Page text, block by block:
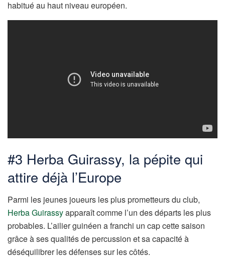
habitué au haut niveau européen.
#3 Herba Guirassy, la pépite qui
attire déjà l’Europe
Parmi les jeunes joueurs les plus prometteurs du club,
Herba Guirassyapparaît comme l’un des départs les plus
probables. L’ailier guinéen a franchi un cap cette saison
grâce à ses qualités de percussion et sa capacité à
déséquilibrer les défenses sur les côtés.